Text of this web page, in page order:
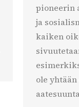
pioneerin
ja
kaiken
ole